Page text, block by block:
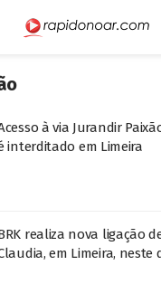
à via Jurandir
interditado em Limeira
realiza nova ligação
em Limeira, neste